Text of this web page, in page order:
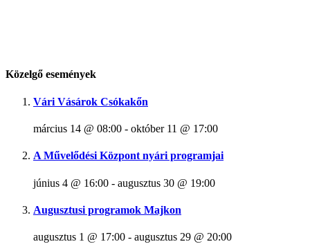
Közelgő események
Vári Vásárok Csókakőn
március 14 @ 08:00 - október 11 @ 17:00
A Művelődési Központ nyári programjai
június 4 @ 16:00 - augusztus 30 @ 19:00
Augusztusi programok Majkon
augusztus 1 @ 17:00 - augusztus 29 @ 20:00